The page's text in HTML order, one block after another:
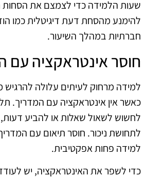
שעות הלמידה כדי לצמצם את הסחות
להימנע מהסחת דעת דיגיטלית כמו
חברתיות במהלך השיעור.
חוסר אינטראקציה עם
למידה מרחוק לעיתים עלולה להרגיש
כאשר אין אינטראקציה עם המדריך.
לחשוש לשאול שאלות או להביע
לתחושת ניכור. חוסר תיאום עם המדריך
למידה פחות אפקטיבית.
כדי לשפר את האינטראקציה, יש